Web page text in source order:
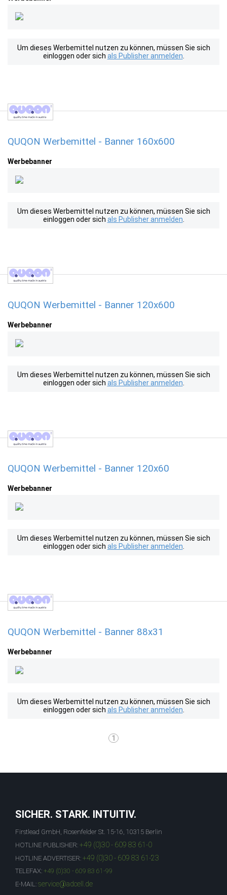
Um dieses Werbemittel nutzen zu können, müssen Sie sich
einloggen oder sich als Publisher anmelden
QUQON Werbemittel - Banner 160x600
Werbebanner
Um dieses Werbemittel nutzen zu können, müssen Sie sich
einloggen oder sich als Publisher anmelden
QUQON Werbemittel - Banner 120x600
Werbebanner
Um dieses Werbemittel nutzen zu können, müssen Sie sich
einloggen oder sich als Publisher anmelden
QUQON Werbemittel - Banner 120x60
Werbebanner
Um dieses Werbemittel nutzen zu können, müssen Sie sich
einloggen oder sich als Publisher anmelden
QUQON Werbemittel - Banner 88x31
Werbebanner
Um dieses Werbemittel nutzen zu können, müssen Sie sich
einloggen oder sich als Publisher anmelden
1
SICHER. STARK. INTUITIV.
Firstlead GmbH, Rosenfelder St. 15-16, 10315 Berlin
HOTLINE PUBLISHER: +49 (0)30 - 609 83 61-0
HOTLINE ADVERTISER: +49 (0)30 - 609 83 61-23
TELEFAX: +49 (0)30 - 609 83 61-99
E-MAIL: service@adcell.de